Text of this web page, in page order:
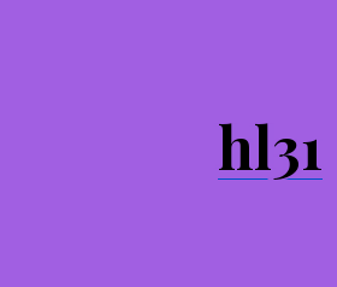
hl31